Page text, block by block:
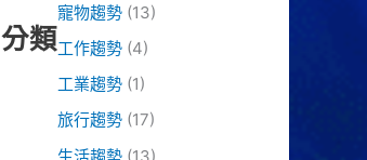
分類
寵物趨勢(13)
工作趨勢(4)
工業趨勢(1)
旅行趨勢(17)
生活趨勢(13)